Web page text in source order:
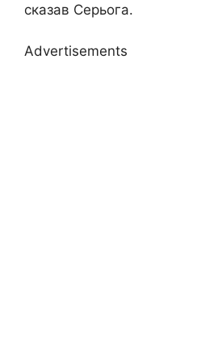
сказав Серьога.
Advertisements